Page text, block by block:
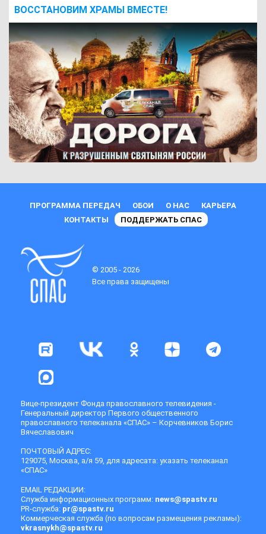
ВОCСТАНОВИМ ХРАМЫ ВМЕСТЕ!
ПРОГРАММА ПЕРЕДАЧ ОБОИ О НАС
КАРЬЕРА
КОНТАКТЫ
ПОДДЕРЖАТЬ СПАС
© 2005 - 2026
Все права защищены
Вице-президент Фонда православного телевидения -
Генеральный директор Первого общественного
православного телеканала «СПАС» – Корчевников Борис
Вячеславович
ПОЧТОВЫЙ АДРЕС:
129075, Москва, а/я 59, для адресата: указать телеканал
«СПАС»
EMAIL РЕДАКЦИИ:
Служба информационных программ: news@spastv.ru
PR-служба: pr@spastv.ru
Коммерческая служба (по вопросам размещения рекламы):
vkrasnykh@spastv.ru